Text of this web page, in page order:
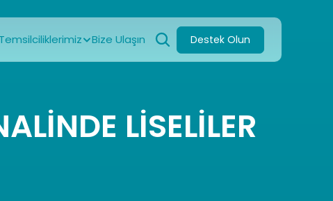
Temsilciliklerimiz Bize Ulaşın Destek Olun
LİSELİLER